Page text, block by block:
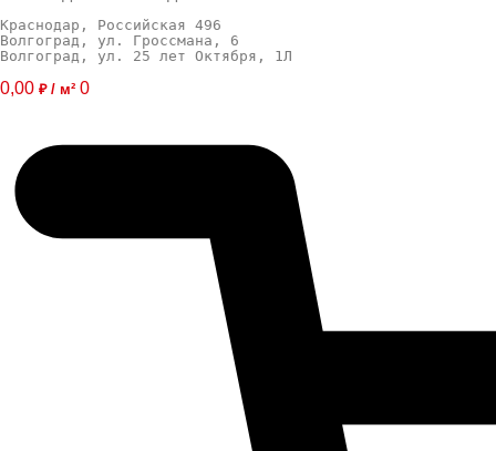
Краснодар, Российская 496
Волгоград, ул. Гроссмана, 6
Волгоград, ул. 25 лет Октября, 1Л
0,00 ₽ / м² 0